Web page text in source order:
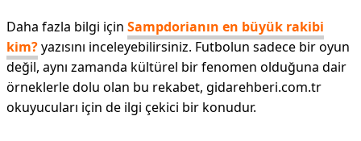
Daha fazla bilgi için Sampdorianın en büyük rakibi
kim?yazısını inceleyebilirsiniz. Futbolun sadece bir oyun
değil, aynı zamanda kültürel bir fenomen olduğuna dair
örneklerle dolu olan bu rekabet, gidarehberi.com.tr
okuyucuları için de ilgi çekici bir konudur.